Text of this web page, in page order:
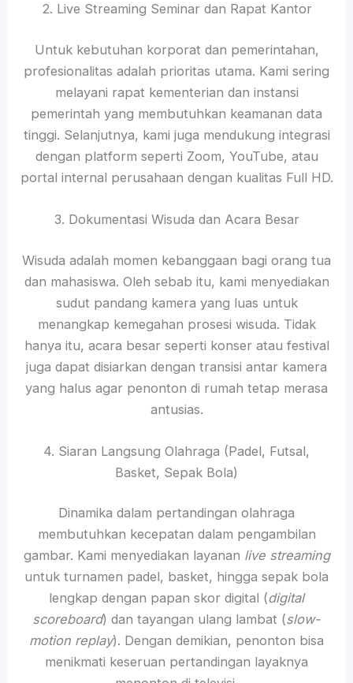
2. Live Streaming Seminar dan Rapat Kantor
Untuk kebutuhan korporat dan pemerintahan,
profesionalitas adalah prioritas utama. Kami sering
melayani rapat kementerian dan instansi
pemerintah yang membutuhkan keamanan data
tinggi. Selanjutnya, kami juga mendukung integrasi
dengan platform seperti Zoom, YouTube, atau
portal internal perusahaan dengan kualitas Full HD.
3. Dokumentasi Wisuda dan Acara Besar
Wisuda adalah momen kebanggaan bagi orang tua
dan mahasiswa. Oleh sebab itu, kami menyediakan
sudut pandang kamera yang luas untuk
menangkap kemegahan prosesi wisuda. Tidak
hanya itu, acara besar seperti konser atau festival
juga dapat disiarkan dengan transisi antar kamera
yang halus agar penonton di rumah tetap merasa
antusias.
4. Siaran Langsung Olahraga (Padel, Futsal,
Basket, Sepak Bola)
Dinamika dalam pertandingan olahraga
membutuhkan kecepatan dalam pengambilan
gambar. Kami menyediakan layanan live streaming
untuk turnamen padel, basket, hingga sepak bola
lengkap dengan papan skor digital (digital
scoreboard) dan tayangan ulang lambat (slow-
motion replay). Dengan demikian, penonton bisa
menikmati keseruan pertandingan layaknya